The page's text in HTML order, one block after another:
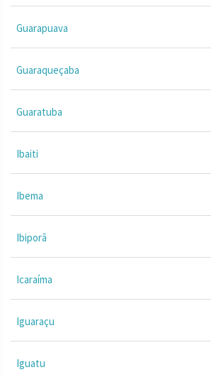
Guarapuava
Guaraqueçaba
Guaratuba
Ibaiti
Ibema
Ibiporã
Icaraíma
Iguaraçu
Iguatu